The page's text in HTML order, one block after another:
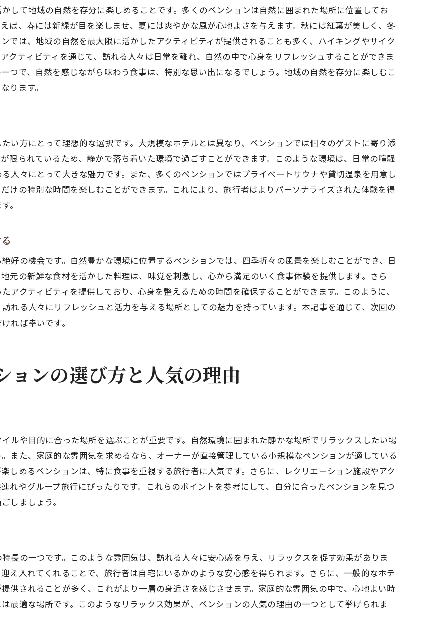
元食材で味わう季節の料理
理体験で地域を学ぶ
富なアクティビティで充実した時間
を通じた地域文化の理解
別な体験が生む思い出
会の喧騒から離れ自然を満喫
ラックス効果の高いペンション滞在
常を忘れる贅沢なひととき
のデトックスを実現する方法
かな環境での非日常体験
ョンで心身をリフレッシュする方法
然の中でのリラックス効果
クティビティを通じた心の解放
ンションでの健康的な過ごし方
と身体を癒すステイプラン
フレッシュのためのペンション選び
ョン人気の秘密：贅沢な時間を楽しむためのヒント
ンション滞在で得られるメリット
沢な時間を過ごすための計画
が豊かになるペンションの魅力
ンションでの過ごし方を最大限に楽しむ
して地域の自然を存分に楽しめることです。多くのペンションは自然に囲まれた場所に位置してお
ば、春には新緑が目を楽しませ、夏には爽やかな風が心地よさを与えます。秋には紅葉が美しく、冬
では、地域の自然を最大限に活かしたアクティビティが提供されることも多く、ハイキングやサイク
クティビティを通じて、訪れる人々は日常を離れ、自然の中で心身をリフレッシュすることができま
つで、自然を感じながら味わう食事は、特別な思い出になるでしょう。地域の自然を存分に楽しむこ
ります。
い方にとって理想的な選択です。大規模なホテルとは異なり、ペンションでは個々のゲストに寄り添
限られているため、静かで落ち着いた環境で過ごすことができます。このような環境は、日常の喧騒
人々にとって大きな魅力です。また、多くのペンションではプライベートサウナや貸切温泉を用意し
けの特別な時間を楽しむことができます。これにより、旅行者はよりパーソナライズされた体験を得
。
好の機会です。自然豊かな環境に位置するペンションでは、四季折々の風景を楽しむことができ、日
元の新鮮な食材を活かした料理は、味覚を刺激し、心から満足のいく食事体験を提供します。さら
アクティビティを提供しており、心身を整えるための時間を確保することができます。このように、
れる人々にリフレッシュと活力を与える場所としての魅力を持っています。本記事を通じて、次回の
れば幸いです。
ョンの選び方と人気の理由
ルや目的に合った場所を選ぶことが重要です。自然環境に囲まれた静かな場所でリラックスしたい場
また、家庭的な雰囲気を求めるなら、オーナーが直接管理している小規模なペンションが適している
しめるペンションは、特に食事を重視する旅行者に人気です。さらに、レクリエーション施設やアク
れやグループ旅行にぴったりです。これらのポイントを参考にして、自分に合ったペンションを見つ
しましょう。
長の一つです。このような雰囲気は、訪れる人々に安心感を与え、リラックスを促す効果がありま
え入れてくれることで、旅行者は自宅にいるかのような安心感を得られます。さらに、一般的なホテ
供されることが多く、これがより一層の身近さを感じさせます。家庭的な雰囲気の中で、心地よい時
最適な場所です。このようなリラックス効果が、ペンションの人気の理由の一つとして挙げられま